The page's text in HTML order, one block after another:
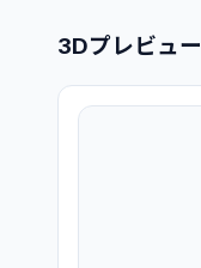
3Dプレビュー